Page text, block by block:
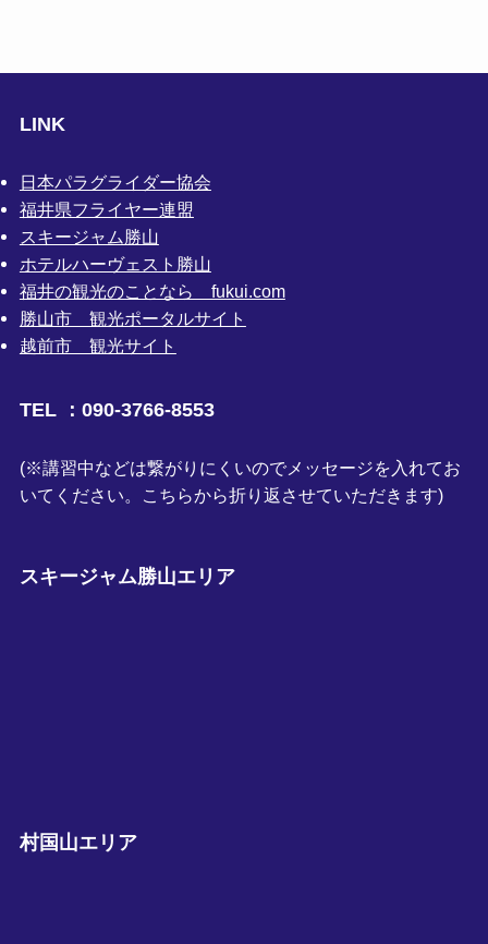
LINK
日本パラグライダー協会
福井県フライヤー連盟
スキージャム勝山
ホテルハーヴェスト勝山
福井の観光のことなら fukui.com
勝山市 観光ポータルサイト
越前市 観光サイト
TEL ：090-3766-8553
(※講習中などは繋がりにくいのでメッセージを入れてお
いてください。こちらから折り返させていただきます)
スキージャム勝山エリア
村国山エリア